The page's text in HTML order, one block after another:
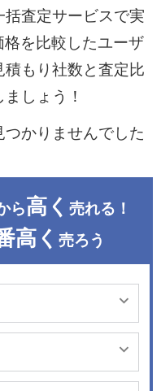
査定サービスで実
を比較したユーザ
もり社数と査定比
しょう！
かりませんでした
ら高く 売れる！
高く 売ろう